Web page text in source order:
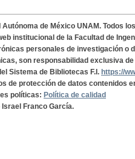
de México UNAM. Todos
institucional de la Facultad de
personales de investigación o
son responsabilidad exclusiva
Sistema de Bibliotecas F.I. https://
de protección de datos contenidos
políticas: Política de calidad
Franco García.